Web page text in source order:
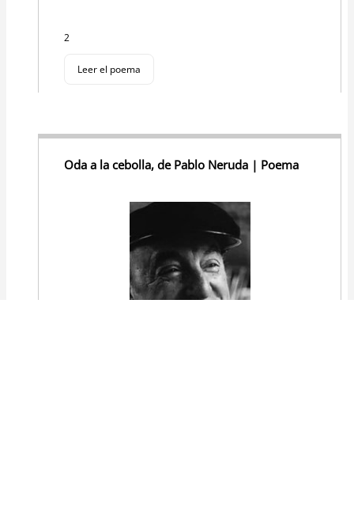
2
Leer el poema
Oda a la cebolla, de Pablo Neruda | Poema